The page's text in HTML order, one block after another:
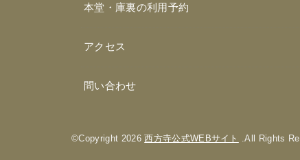
本堂・庫裏の利用予約
アクセス
問い合わせ
©Copyright 2026西方寺公式WEBサイト .All Rights